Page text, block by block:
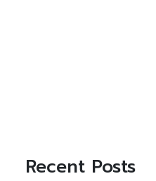
Recent Posts